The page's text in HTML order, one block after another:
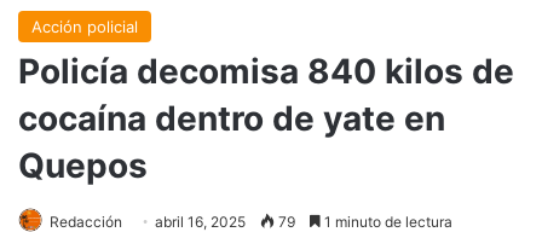
Acción policial
Policía decomisa 840 kilos de
cocaína dentro de yate en
Quepos
Redacción abril 16, 2025 79 1 minuto de lectura